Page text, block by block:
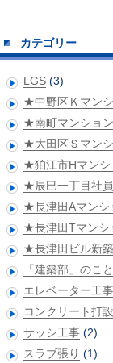
カテゴリー
LGS (3)
★中野区Ｋマン
★南町マンショ
★大田区Ｓマン
★狛江市Hマンシ
★辰巳一丁目社
★長津田Aマンシ
★長津田Tマンシ
★長津田ビル新
「建築部」のこ
エレベーター工事
コンクリート打設
サッシ工事 (2)
スラブ張り (1)